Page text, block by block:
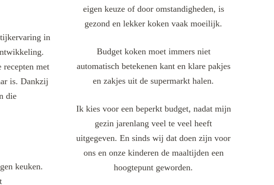
in
met
is. Dankzij
die
keuken.
eigen keuze of door omstandigheden, is
gezond en lekker koken vaak moeilijk.
Budget koken moet immers niet
automatisch betekenen kant en klare pakjes
en zakjes uit de supermarkt halen.
Ik kies voor een beperkt budget, nadat mijn
gezin jarenlang veel te veel heeft
uitgegeven. En sinds wij dat doen zijn voor
ons en onze kinderen de maaltijden een
hoogtepunt geworden.